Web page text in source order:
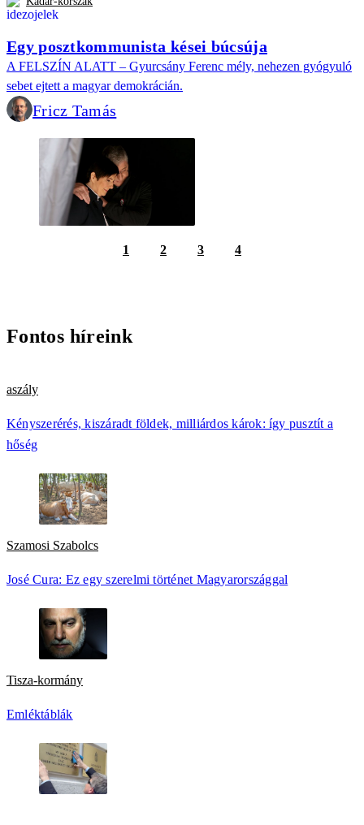
Egy posztkommunista kései búcsúja
A FELSZÍN ALATT – Gyurcsány Ferenc mély, nehezen gyógyuló
sebet ejtett a magyar demokrácián.
Fricz Tamás
1 2 3 4
Fontos híreink
aszály
Kényszerérés, kiszáradt földek, milliárdos károk: így pusztít a
hőség
Szamosi Szabolcs
José Cura: Ez egy szerelmi történet Magyarországgal
Tisza-kormány
Emléktáblák